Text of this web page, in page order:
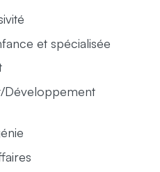
et spécialisée
Développement